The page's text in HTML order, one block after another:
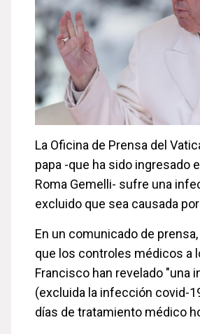
La Oficina de Prensa del
papa -que ha sido ingresado
Roma Gemelli- sufre una
excluido que sea causada
En un comunicado de
que los controles médicos a
Francisco han revelado "una
(excluida la infección covid-
días de tratamiento médico